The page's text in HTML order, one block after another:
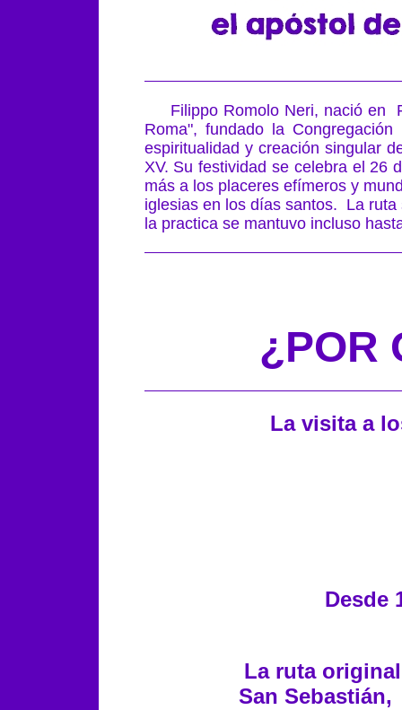
Filippo Romolo Neri, nació en
Roma", fundado la
espiritualidad y creación singular
XV. Su festividad se celebra el 26
más a los placeres efímeros y
iglesias en los días santos. La ruta
la practica se mantuvo incluso
¿POR
La visita a
Desde
La ruta
San Sebastián,